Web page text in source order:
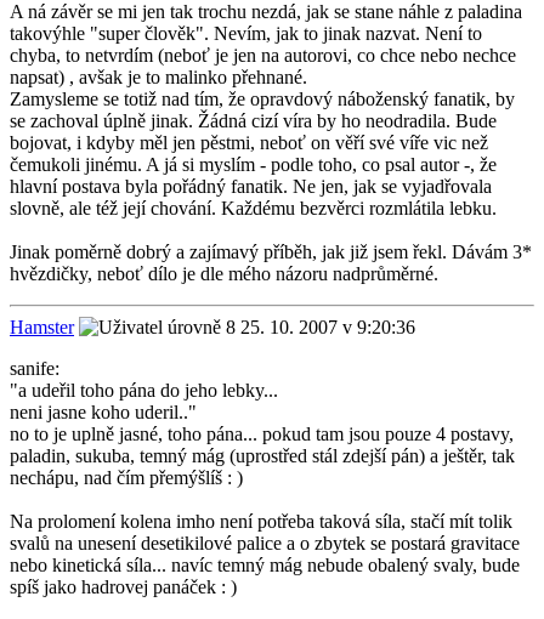
A ná závěr se mi jen tak trochu nezdá, jak se stane náhle z paladina
takovýhle "super člověk". Nevím, jak to jinak nazvat. Není to
chyba, to netvrdím (neboť je jen na autorovi, co chce nebo nechce
napsat) , avšak je to malinko přehnané.
Zamysleme se totiž nad tím, že opravdový náboženský fanatik, by
se zachoval úplně jinak. Žádná cizí víra by ho neodradila. Bude
bojovat, i kdyby měl jen pěstmi, neboť on věří své víře vic než
čemukoli jinému. A já si myslím - podle toho, co psal autor -, že
hlavní postava byla pořádný fanatik. Ne jen, jak se vyjadřovala
slovně, ale též její chování. Každému bezvěrci rozmlátila lebku.
Jinak poměrně dobrý a zajímavý příběh, jak již jsem řekl. Dávám 3*
hvězdičky, neboť dílo je dle mého názoru nadprůměrné.
Hamster
25. 10. 2007 v 9:20:36
sanife:
"a udeřil toho pána do jeho lebky...
neni jasne koho uderil.."
no to je uplně jasné, toho pána... pokud tam jsou pouze 4 postavy,
paladin, sukuba, temný mág (uprostřed stál zdejší pán) a ještěr, tak
nechápu, nad čím přemýšlíš : )
Na prolomení kolena imho není potřeba taková síla, stačí mít tolik
svalů na unesení desetikilové palice a o zbytek se postará gravitace
nebo kinetická síla... navíc temný mág nebude obalený svaly, bude
spíš jako hadrovej panáček : )